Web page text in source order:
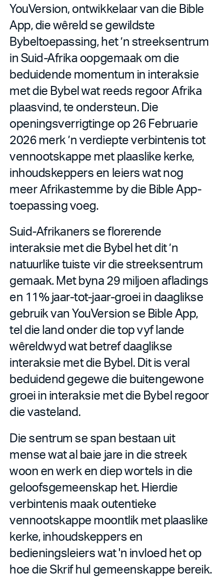
YouVersion, ontwikkelaar van die Bible
App, die wêreld se gewildste
Bybeltoepassing, het ’n streeksentrum
in Suid-Afrika oopgemaak om die
beduidende momentum in interaksie
met die Bybel wat reeds regoor Afrika
plaasvind, te ondersteun. Die
openingsverrigtinge op 26 Februarie
2026 merk ’n verdiepte verbintenis tot
vennootskappe met plaaslike kerke,
inhoudskeppers en leiers wat nog
meer Afrikastemme by die Bible App-
toepassing voeg.
Suid-Afrikaners se florerende
interaksie met die Bybel het dit ’n
natuurlike tuiste vir die streeksentrum
gemaak. Met byna 29 miljoen afladings
en 11% jaar-tot-jaar-groei in daaglikse
gebruik van YouVersion se Bible App,
tel die land onder die top vyf lande
wêreldwyd wat betref daaglikse
interaksie met die Bybel. Dit is veral
beduidend gegewe die buitengewone
groei in interaksie met die Bybel regoor
die vasteland.
Die sentrum se span bestaan uit
mense wat al baie jare in die streek
woon en werk en diep wortels in die
geloofsgemeenskap het. Hierdie
verbintenis maak outentieke
vennootskappe moontlik met plaaslike
kerke, inhoudskeppers en
bedieningsleiers wat 'n invloed het op
hoe die Skrif hul gemeenskappe bereik.